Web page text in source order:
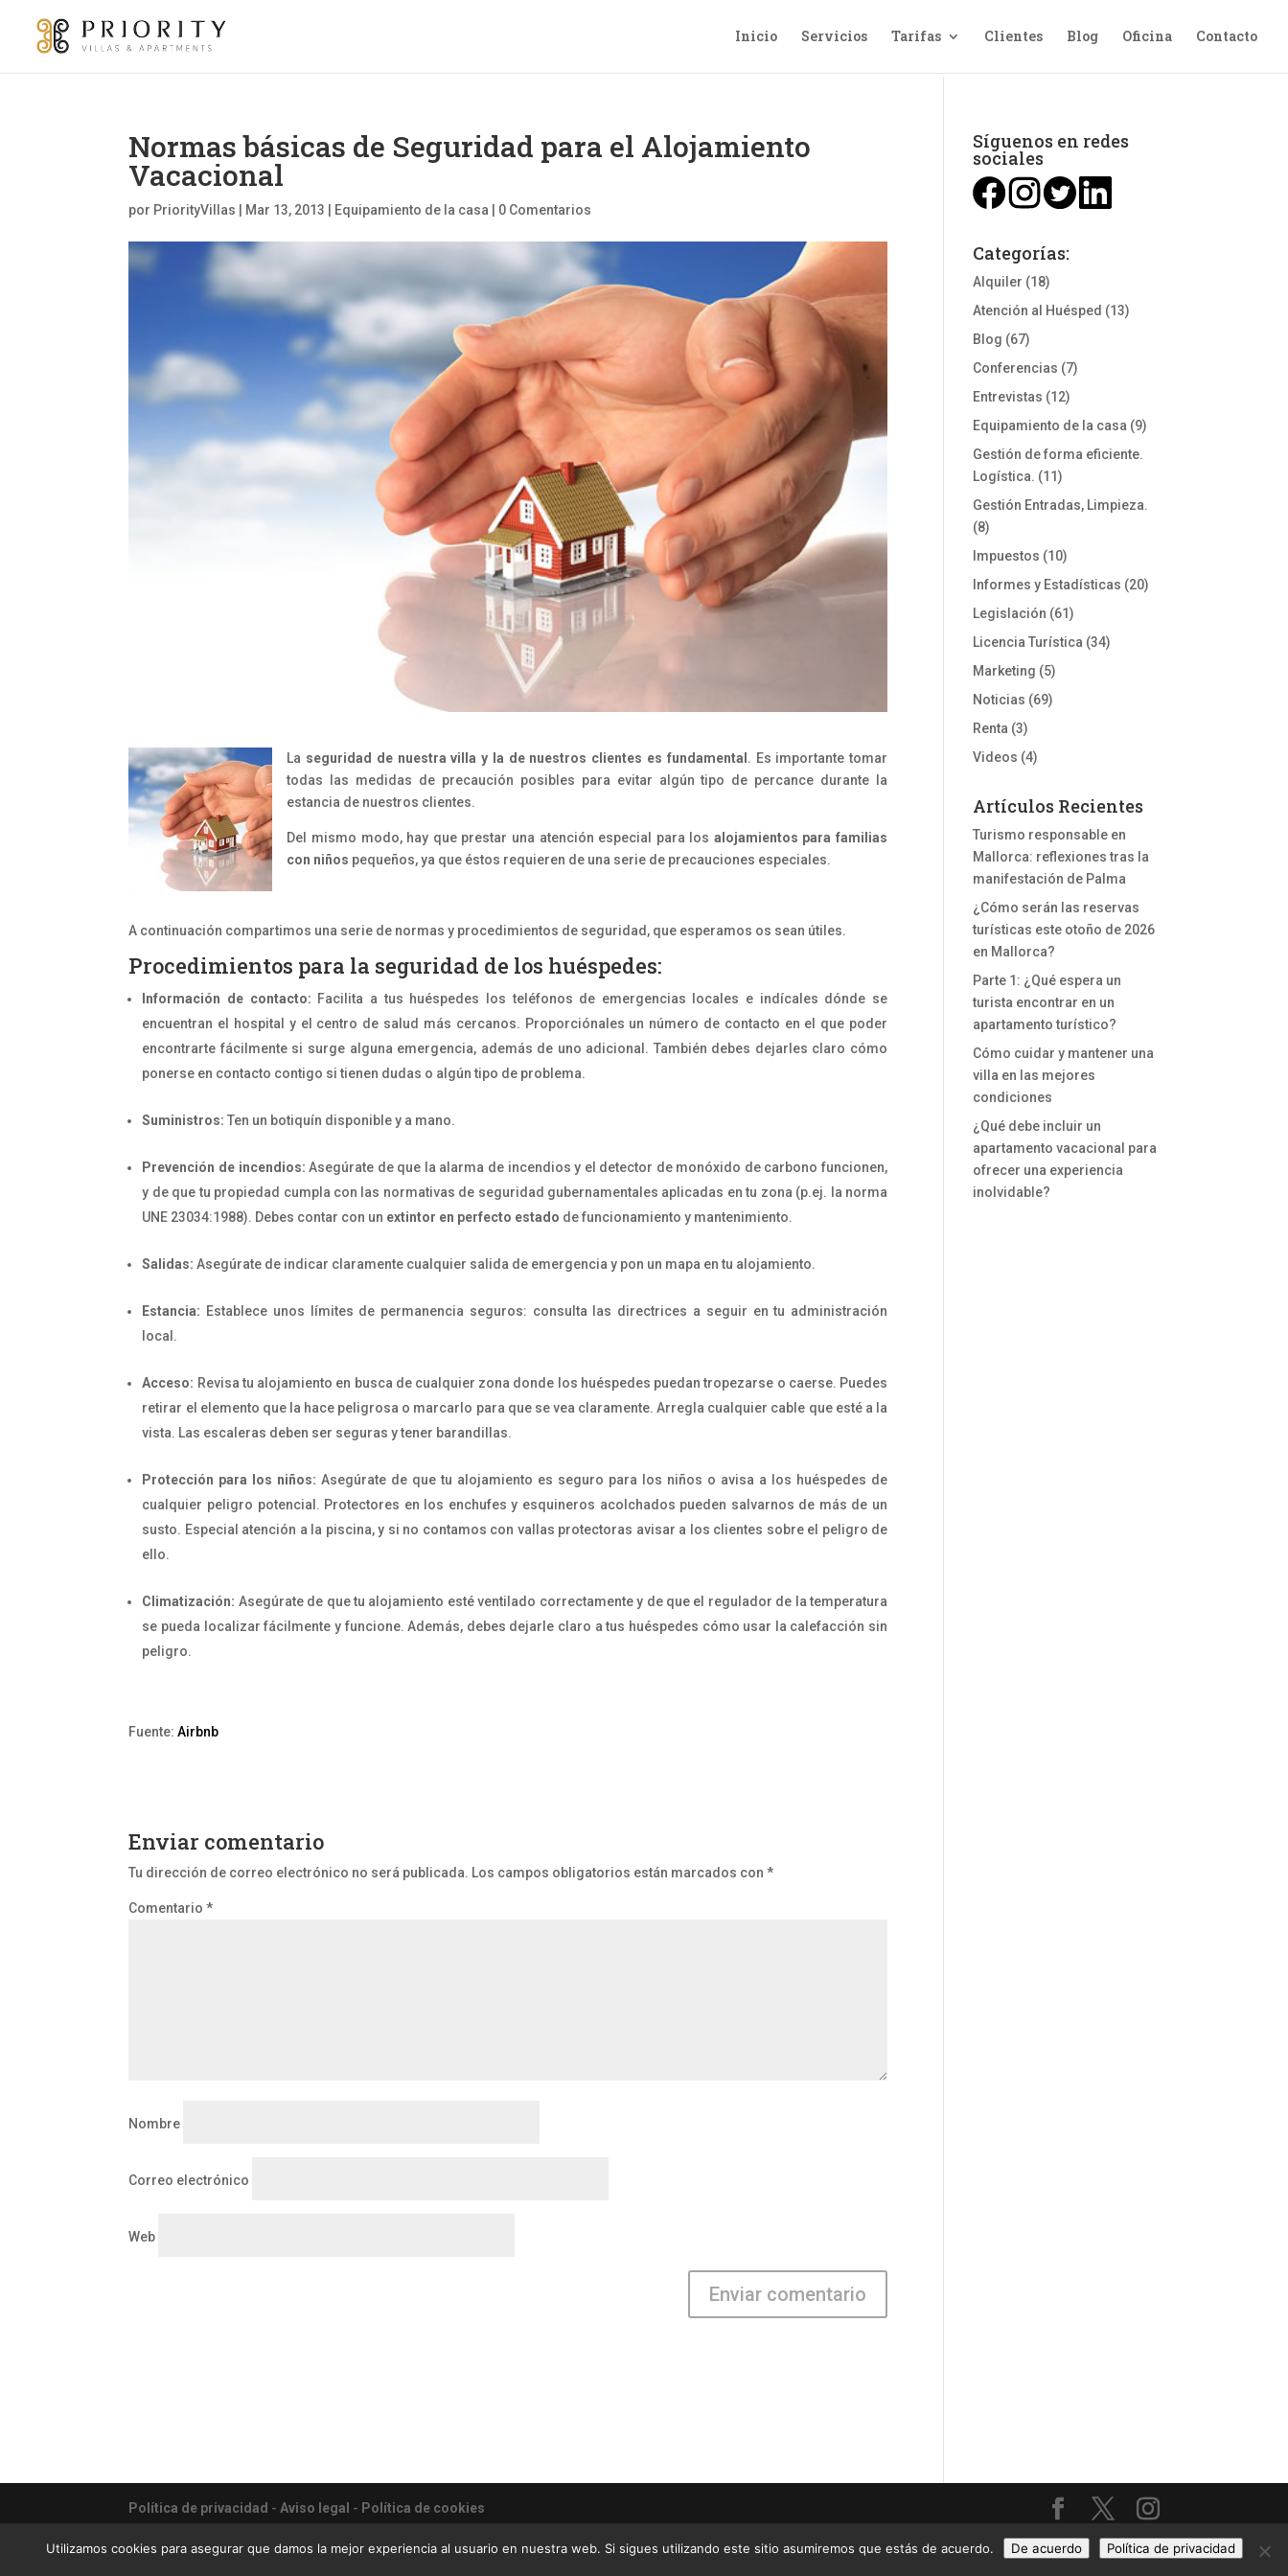
Inicio Servicios Tarifas Clientes Blog Oficina Contacto
Normas básicas de Seguridad para el Alojamiento
Vacacional
por PriorityVillas Mar 13, 2013 Equipamiento de la casa 0 Comentarios
La seguridad de nuestra villa y la de nuestros clientes es fundamental . Es importante tomar
todas las medidas de precaución posibles para evitar algún tipo de percance durante la
estancia de nuestros clientes.
Del mismo modo, hay que prestar una atención especial para los alojamientos para familias
con niños pequeños, ya que éstos requieren de una serie de precauciones especiales.
A continuación compartimos una serie de normas y procedimientos de seguridad, que esperamos os sean útiles.
Procedimientos para la seguridad de los huéspedes:
Información de contacto: Facilita a tus huéspedes los teléfonos de emergencias locales e indícales dónde se
encuentran el hospital y el centro de salud más cercanos. Proporciónales un número de contacto en el que poder
encontrarte fácilmente si surge alguna emergencia, además de uno adicional. También debes dejarles claro cómo
ponerse en contacto contigo si tienen dudas o algún tipo de problema.
Suministros: Ten un botiquín disponible y a mano.
Prevención de incendios: Asegúrate de que la alarma de incendios y el detector de monóxido de carbono funcionen,
y de que tu propiedad cumpla con las normativas de seguridad gubernamentales aplicadas en tu zona (p.ej. la norma
UNE 23034:1988). Debes contar con un extintor en perfecto estado de funcionamiento y mantenimiento.
Salidas: Asegúrate de indicar claramente cualquier salida de emergencia y pon un mapa en tu alojamiento.
Estancia: Establece unos límites de permanencia seguros: consulta las directrices a seguir en tu administración
local.
Acceso: Revisa tu alojamiento en busca de cualquier zona donde los huéspedes puedan tropezarse o caerse. Puedes
retirar el elemento que la hace peligrosa o marcarlo para que se vea claramente. Arregla cualquier cable que esté a la
vista. Las escaleras deben ser seguras y tener barandillas.
Protección para los niños: Asegúrate de que tu alojamiento es seguro para los niños o avisa a los huéspedes de
cualquier peligro potencial. Protectores en los enchufes y esquineros acolchados pueden salvarnos de más de un
susto. Especial atención a la piscina, y si no contamos con vallas protectoras avisar a los clientes sobre el peligro de
ello.
Climatización: Asegúrate de que tu alojamiento esté ventilado correctamente y de que el regulador de la temperatura
se pueda localizar fácilmente y funcione. Además, debes dejarle claro a tus huéspedes cómo usar la calefacción sin
peligro.
Fuente:Airbnb
Enviar comentario
Tu dirección de correo electrónico no será publicada. Los campos obligatorios están marcados con*
Comentario*
Nombre
Correo electrónico
Web
Síguenos en redes
sociales
Categorías:
Alquiler (18)
Atención al Huésped (13)
Blog (67)
Conferencias (7)
Entrevistas (12)
Equipamiento de la casa (9)
Gestión de forma eficiente.
Logística. (11)
Gestión Entradas, Limpieza.
(8)
Impuestos (10)
Informes y Estadísticas (20)
Legislación (61)
Licencia Turística (34)
Marketing (5)
Noticias (69)
Renta (3)
Videos (4)
Artículos Recientes
Turismo responsable en
Mallorca: reflexiones tras la
manifestación de Palma
¿Cómo serán las reservas
turísticas este otoño de 2026
en Mallorca?
Parte 1: ¿Qué espera un
turista encontrar en un
apartamento turístico?
Cómo cuidar y mantener una
villa en las mejores
condiciones
¿Qué debe incluir un
apartamento vacacional para
ofrecer una experiencia
inolvidable?
Política de privacidad - Aviso legal - Política de cookies
Sitio web diseñado por24pm.es
Utilizamos cookies para asegurar que damos la mejor experiencia al usuario en nuestra web. Si sigues utilizando este sitio asumiremos que estás de acuerdo. De acuerdo Política de privacidad